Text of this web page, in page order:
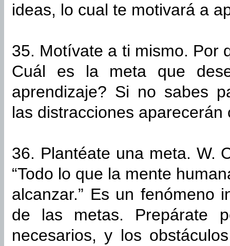
ideas, lo cual te motivará a
35. Motívate a ti mismo. Por
Cuál es la meta que
aprendizaje? Si no sabes
las distracciones aparecerán
36. Plantéate una meta. W.
“Todo lo que la mente
alcanzar.” Es un fenómeno
de las metas. Prepárate
necesarios, y los